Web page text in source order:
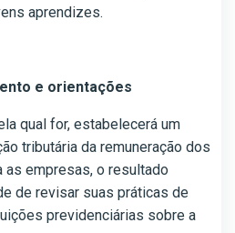
aprendizes.
e orientações
qual for, estabelecerá um
tributária da remuneração dos
as empresas, o resultado
de revisar suas práticas de
previdenciárias sobre a